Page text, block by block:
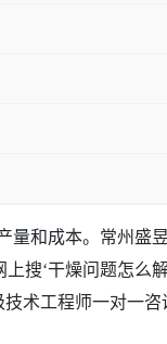
量和成本。 常州盛
上搜‘干燥问题怎么
术工程师一对一咨